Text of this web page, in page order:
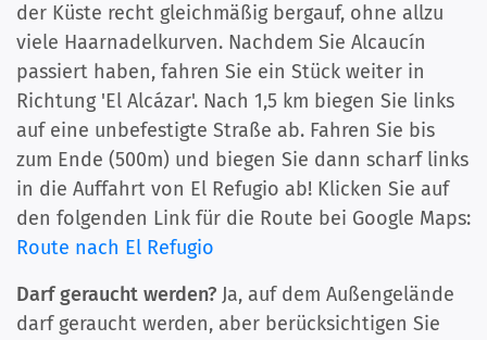
der Küste recht gleichmäßig bergauf, ohne allzu
viele Haarnadelkurven. Nachdem Sie Alcaucín
passiert haben, fahren Sie ein Stück weiter in
Richtung 'El Alcázar'. Nach 1,5 km biegen Sie links
auf eine unbefestigte Straße ab. Fahren Sie bis
zum Ende (500m) und biegen Sie dann scharf links
in die Auffahrt von El Refugio ab! Klicken Sie auf
den folgenden Link für die Route bei Google Maps:
Route nach El Refugio
Darf geraucht werden? Ja, auf dem Außengelände
darf geraucht werden, aber berücksichtigen Sie